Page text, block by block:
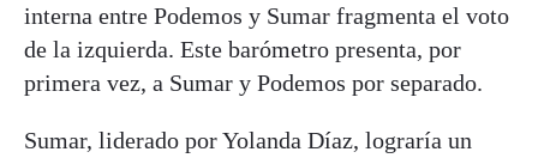
interna entre Podemos y Sumar fragmenta el voto
de la izquierda. Este barómetro presenta, por
primera vez, a Sumar y Podemos por separado.
Sumar, liderado por Yolanda Díaz, lograría un